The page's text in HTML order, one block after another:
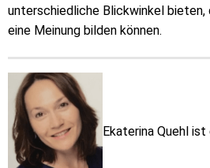
unterschiedliche Blickwinkel
eine Meinung bilden können.
Ekaterina Quehl